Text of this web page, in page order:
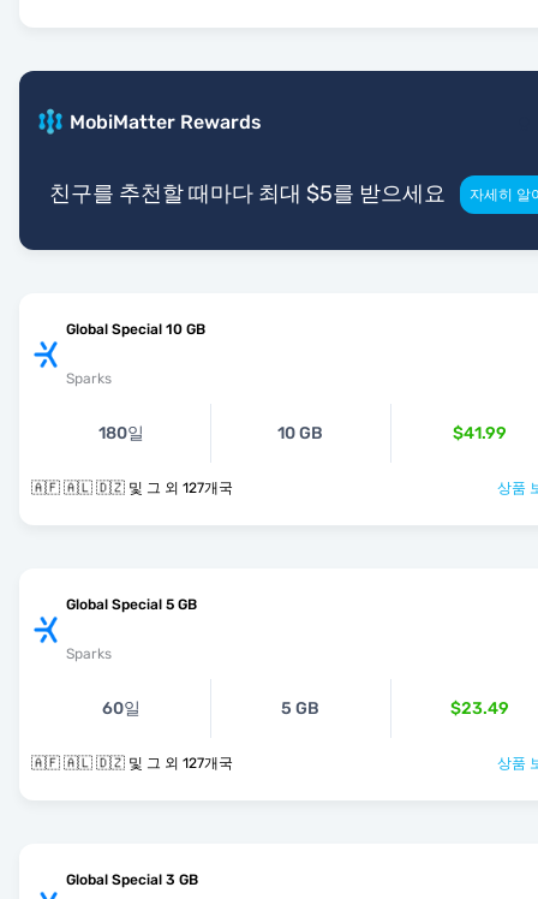
MobiMatter Rewards
친구를 추천할 때마다 최대 $5를 받으세요 자세히 알
Global Special 10 GB
Sparks
180일 10 GB $41.99
🇦🇫 🇦🇱 🇩🇿 및 그 외 127개국 상품
Global Special 5 GB
Sparks
60일 5 GB $23.49
🇦🇫 🇦🇱 🇩🇿 및 그 외 127개국 상품
Global Special 3 GB